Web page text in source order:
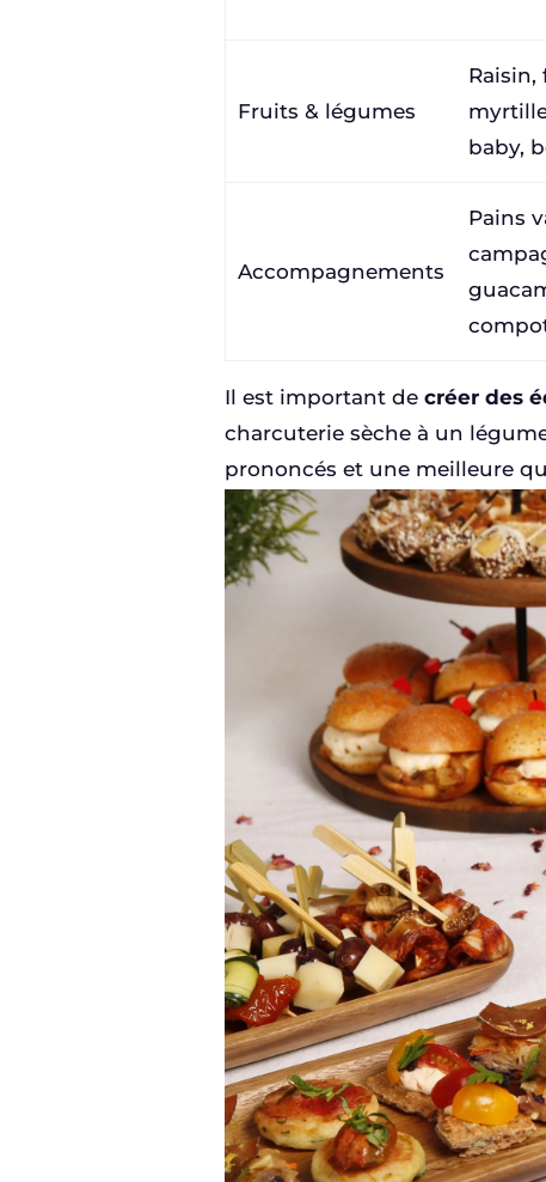
Fruits & légumes
Raisin,
baby,
Accompagnements
Pains
Il est important decréer des
charcuterie sèche à un
prononcés et une meilleure